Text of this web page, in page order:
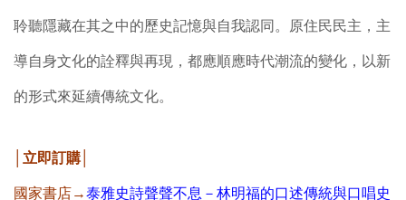
聆聽隱藏在其之中的歷史記憶與自我認同。原住民民主，主
導自身文化的詮釋與再現，都應順應時代潮流的變化，以新
的形式來延續傳統文化。
│立即訂購│
國家書店→泰雅史詩聲聲不息－林明福的口述傳統與口唱史